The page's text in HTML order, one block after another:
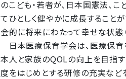
のこども・若者が、日本国憲法、
てひとしく健やかに成長すること
会的に将来にわたって幸せな状態
日本医療保育学会は、医療保育
本人と家族のQOLの向上を目指す
度をはじめとする研修の充実など